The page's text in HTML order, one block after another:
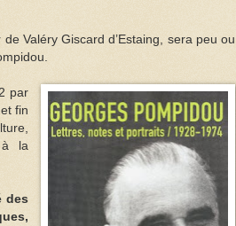
de Valéry Giscard d’Estaing, sera peu ou
par
fin
à la
des